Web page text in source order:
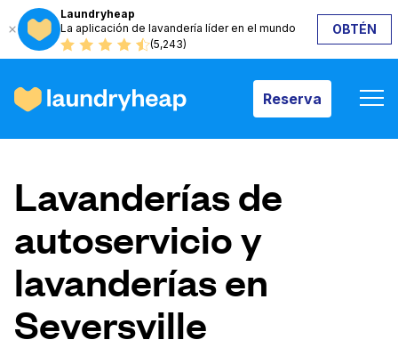
Laundryheap
La aplicación de lavandería líder en el mundo
(5,243)
OBTÉN
Reserva
Reserva
Cómo funciona
Precios y servicios
Quiénes somos
Lavanderías de
autoservicio y
lavanderías en
Seversville